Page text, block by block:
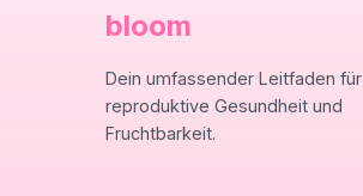
bloom
Dein umfassender Leitfaden für
reproduktive Gesundheit und
Fruchtbarkeit.